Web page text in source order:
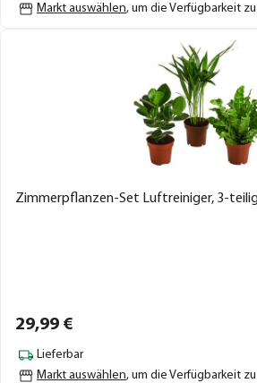
Markt auswählen, um die Verfügbarkeit
Zimmerpflanzen-Set Luftreiniger, 3-
29,99 €
Lieferbar
Markt auswählen, um die Verfügbarkeit